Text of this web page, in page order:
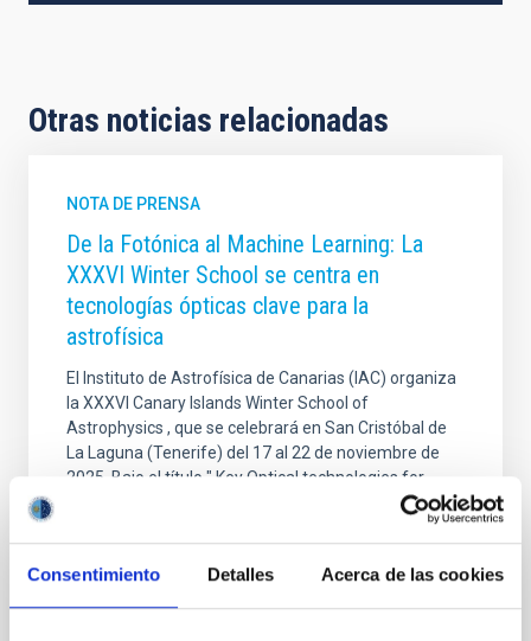
Consentimiento Detalles Acerca de las cookies
Otras noticias relacionadas
NOTA DE PRENSA
De la Fotónica al Machine Learning: La
XXXVI Winter School se centra en
tecnologías ópticas clave para la
astrofísica
El Instituto de Astrofísica de Canarias (IAC) organiza
la XXXVI Canary Islands Winter School of
Astrophysics , que se celebrará en San Cristóbal de
La Laguna (Tenerife) del 17 al 22 de noviembre de
2025. Bajo el título " Key Optical technologies for
tecnologías ópticas y algorítmicas de vanguardia que
dirigida por los profesores Jeff Kuhn (Universidad de